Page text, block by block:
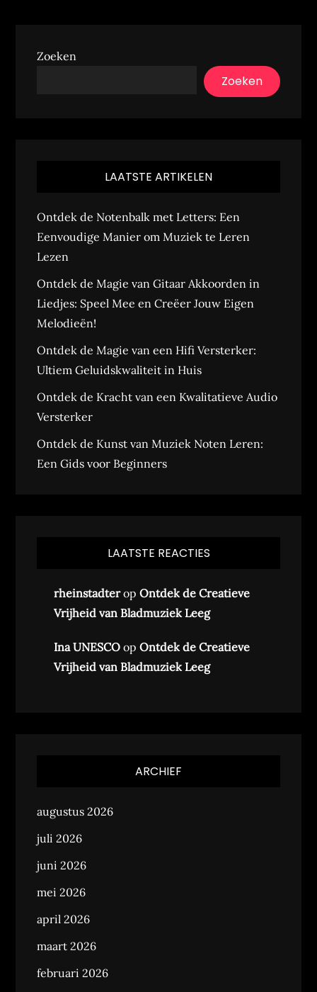
Zoeken
Zoeken
LAATSTE ARTIKELEN
Ontdek de Notenbalk met Letters: Een
Eenvoudige Manier om Muziek te Leren
Lezen
Ontdek de Magie van Gitaar Akkoorden in
Liedjes: Speel Mee en Creëer Jouw Eigen
Melodieën!
Ontdek de Magie van een Hifi Versterker:
Ultiem Geluidskwaliteit in Huis
Ontdek de Kracht van een Kwalitatieve Audio
Versterker
Ontdek de Kunst van Muziek Noten Leren:
Een Gids voor Beginners
LAATSTE REACTIES
rheinstadteropOntdek de Creatieve
Vrijheid van Bladmuziek Leeg
Ina UNESCO opOntdek de Creatieve
Vrijheid van Bladmuziek Leeg
ARCHIEF
augustus 2026
juli 2026
juni 2026
mei 2026
april 2026
maart 2026
februari 2026